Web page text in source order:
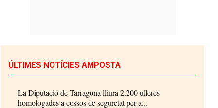
ÚLTIMES NOTÍCIES AMPOSTA
La Diputació de Tarragona lliura 2.200 ulleres
homologades a cossos de seguretat per a...